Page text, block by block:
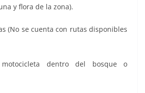
y flora de la zona).
(No se cuenta con rutas disponibles
dentro del bosque o